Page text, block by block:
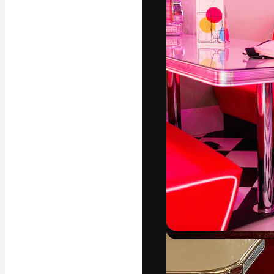
La plateforme
vos meilleurs
d’abonnés :
studios.
Français
Copyright © 2010-